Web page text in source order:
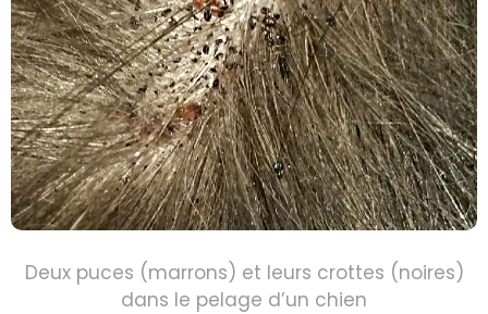
Deux puces (marrons) et leurs crottes (noires)
dans le pelage d’un chien